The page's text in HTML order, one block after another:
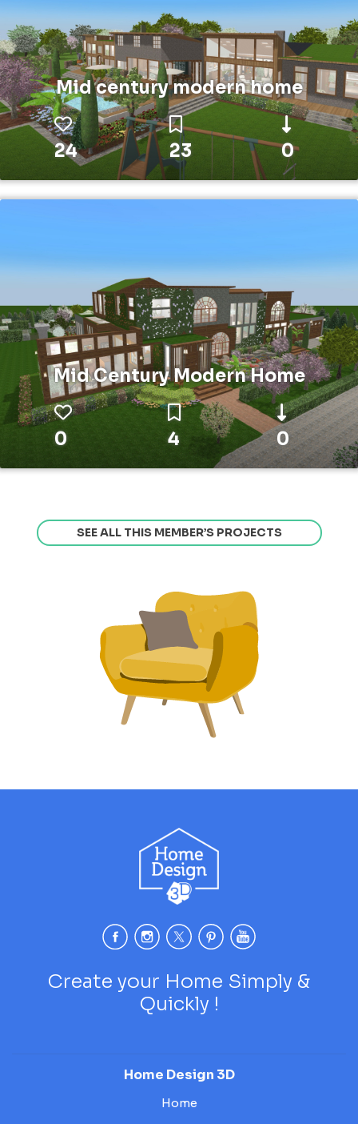
Mid century modern home
24 23 0
Mid Century Modern Home
0 4 0
SEE ALL THIS MEMBER’S PROJECTS
Create your Home Simply &
Quickly !
Home Design 3D
Home